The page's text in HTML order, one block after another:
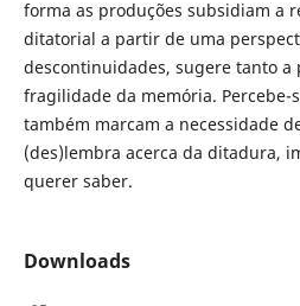
forma as produções subsidiam a
ditatorial a partir de uma
descontinuidades, sugere tanto a
fragilidade da memória. Percebe-
também marcam a necessidade
(des)lembra acerca da ditadura,
querer saber.
Downloads